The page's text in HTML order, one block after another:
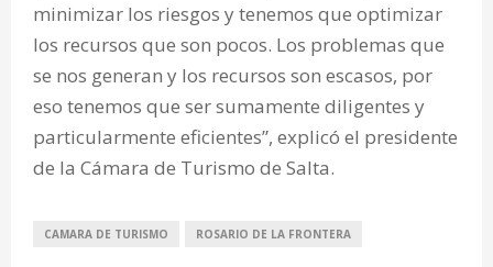
minimizar los riesgos y tenemos que optimizar
los recursos que son pocos. Los problemas que
se nos generan y los recursos son escasos, por
eso tenemos que ser sumamente diligentes y
particularmente eficientes”, explicó el presidente
de la Cámara de Turismo de Salta.
CAMARA DE TURISMO ROSARIO DE LA FRONTERA